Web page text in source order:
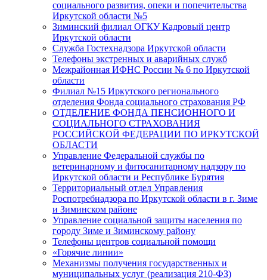
социального развития, опеки и попечительства
Иркутской области №5
Зиминский филиал ОГКУ Кадровый центр
Иркутской области
Служба Гостехнадзора Иркутской области
Телефоны экстренных и аварийных служб
Межрайонная ИФНС России № 6 по Иркутской
области
Филиал №15 Иркутского регионального
отделения Фонда социального страхования РФ
ОТДЕЛЕНИЕ ФОНДА ПЕНСИОННОГО И
СОЦИАЛЬНОГО СТРАХОВАНИЯ
РОССИЙСКОЙ ФЕДЕРАЦИИ ПО ИРКУТСКОЙ
ОБЛАСТИ
Управление Федеральной службы по
ветеринарному и фитосанитарному надзору по
Иркутской области и Республике Бурятия
Территориальный отдел Управления
Роспотребнадзора по Иркутской области в г. Зиме
и Зиминском районе
Управление социальной защиты населения по
городу Зиме и Зиминскому району
Телефоны центров социальной помощи
«Горячие линии»
Механизмы получения государственных и
муниципальных услуг (реализация 210-ФЗ)